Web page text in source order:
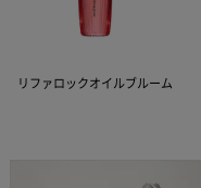
リファロックオイルブルーム